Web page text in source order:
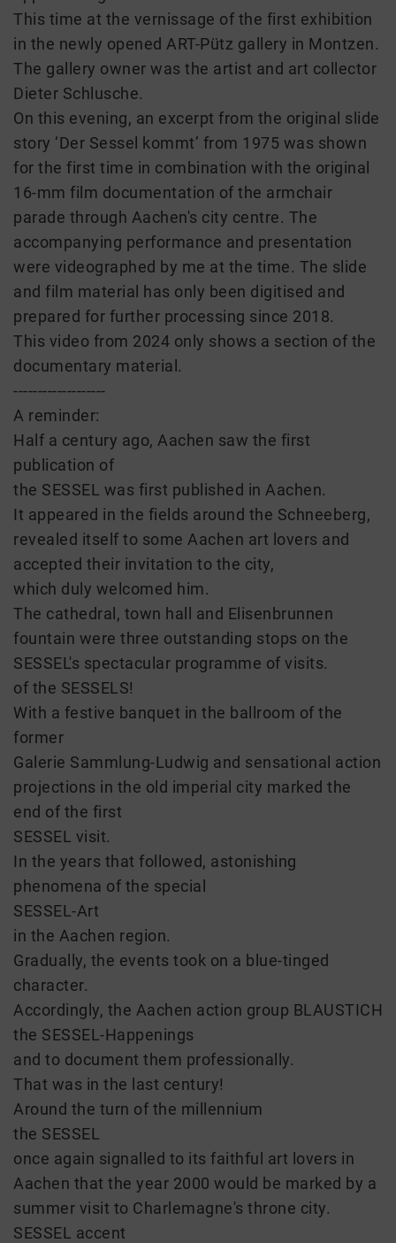
This time at the vernissage of the first exhibition
in the newly opened ART-Pütz gallery in Montzen.
The gallery owner was the artist and art collector
Dieter Schlusche.
On this evening, an excerpt from the original slide
story ‘Der Sessel kommt’ from 1975 was shown
for the first time in combination with the original
16-mm film documentation of the armchair
parade through Aachen's city centre. The
accompanying performance and presentation
were videographed by me at the time. The slide
and film material has only been digitised and
prepared for further processing since 2018.
This video from 2024 only shows a section of the
documentary material.
-------------------
A reminder:
Half a century ago, Aachen saw the first
publication of
the SESSEL was first published in Aachen.
It appeared in the fields around the Schneeberg,
revealed itself to some Aachen art lovers and
accepted their invitation to the city,
which duly welcomed him.
The cathedral, town hall and Elisenbrunnen
fountain were three outstanding stops on the
SESSEL's spectacular programme of visits.
of the SESSELS!
With a festive banquet in the ballroom of the
former
Galerie Sammlung-Ludwig and sensational action
projections in the old imperial city marked the
end of the first
SESSEL visit.
In the years that followed, astonishing
phenomena of the special
SESSEL-Art
in the Aachen region.
Gradually, the events took on a blue-tinged
character.
Accordingly, the Aachen action group BLAUSTICH
the SESSEL-Happenings
and to document them professionally.
That was in the last century!
Around the turn of the millennium
the SESSEL
once again signalled to its faithful art lovers in
Aachen that the year 2000 would be marked by a
summer visit to Charlemagne's throne city.
SESSEL accent